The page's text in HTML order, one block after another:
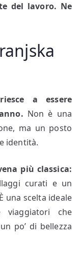
del lavoro. Ne
a essere
Non è una
ma un posto
identità.
più classica:
curati e un
una scelta ideale
viaggiatori che
po’ di bellezza